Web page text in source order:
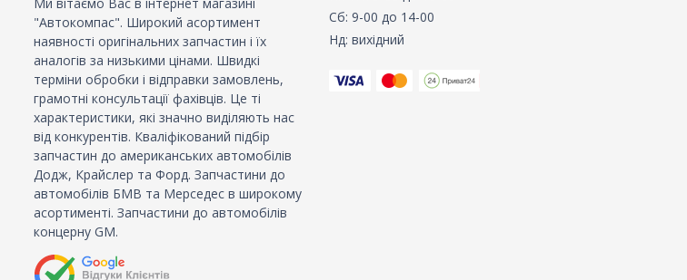
"Автокомпас". Широкий асортимент
наявності оригінальних запчастин і їх
аналогів за низькими цінами. Швидкі
терміни обробки і відправки замовлень,
грамотні консультації фахівців. Це ті
характеристики, які значно виділяють нас
від конкурентів. Кваліфікований підбір
запчастин до американських автомобілів
Додж, Крайслер та Форд. Запчастини до
автомобілів БМВ та Мерседес в широкому
асортименті. Запчастини до автомобілів
концерну GM.
Сб: 9-00 до 14-00
Нд: вихідний